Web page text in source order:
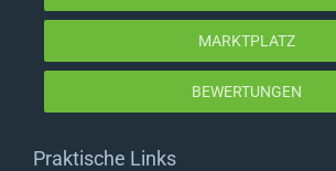
MARKTPLATZ
BEWERTUNGEN
Praktische Links